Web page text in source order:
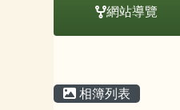
網站導覽
相簿列表